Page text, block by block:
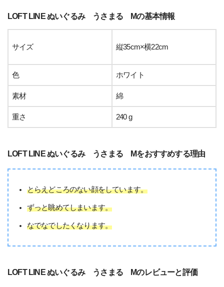
LOFT LINE ぬいぐるみ うさまる Mの基本情報
サイズ 縦35cm×横22cm
色 ホワイト
素材 綿
重さ 240 g
LOFT LINE ぬいぐるみ うさまる Mをおすすめする理由
とらえどころのない顔をしています。
ずっと眺めてしまいます。
なでなでしたくなります。
LOFT LINE ぬいぐるみ うさまる Mのレビューと評価